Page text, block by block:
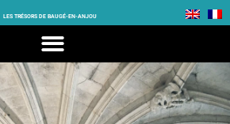
LES TRÉSORS DE BAUGÉ-EN-ANJOU